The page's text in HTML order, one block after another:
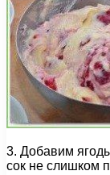
3. Добавим
сок не слишком